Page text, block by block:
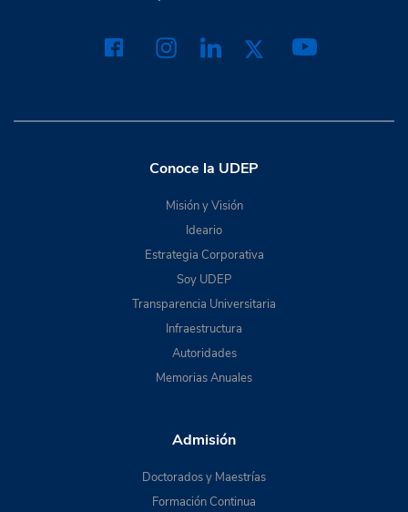
Conoce la UDEP
Misión y Visión
Ideario
Estrategia Corporativa
Soy UDEP
Transparencia Universitaria
Infraestructura
Autoridades
Memorias Anuales
Admisión
Doctorados y Maestrías
Formación Continua